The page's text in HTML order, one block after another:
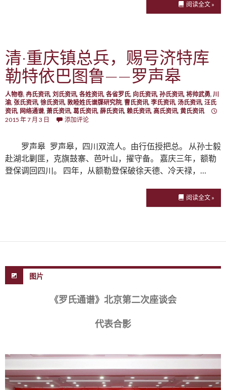
阅读全文 »
清·重庆镇总兵，赐号济特库
勒特依巴图鲁——罗声皋
人物卷, 冉氏资讯, 刘氏资讯, 各姓资讯, 各省罗氏, 向氏资讯, 孙氏资讯, 将帅武勇, 川
渝, 张氏资讯, 徐氏资讯, 敦睦姓氏谱牒研究院, 曹氏资讯, 李氏资讯, 汤氏资讯, 汪氏
资讯, 网络通谱, 萧氏资讯, 葛氏资讯, 薛氏资讯, 赖氏资讯, 高氏资讯, 黄氏资讯
2015 年 7 月 3 日
添加评论
罗声皋 罗声皋，四川双流人。由行伍授把总。 从孙士毅
赴湖北剿匪，克旗鼓寨、芭叶山，擢守备。 嘉庆三年，额勒
登保调回四川。 四年，从额勒登保破徐天德、冷天禄，…
阅读全文 »
图片
《罗氏通谱》北京第二次座谈会
代表合影